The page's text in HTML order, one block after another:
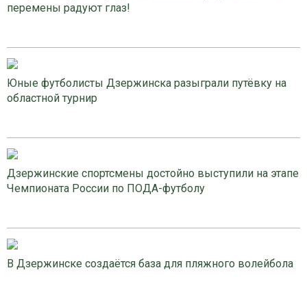
перемены радуют глаз!
Юные футболисты Дзержинска разыграли путёвку на
областной турнир
Дзержинские спортсмены достойно выступили на этапе
Чемпионата России по ПОДА-футболу
В Дзержинске создаётся база для пляжного волейбола